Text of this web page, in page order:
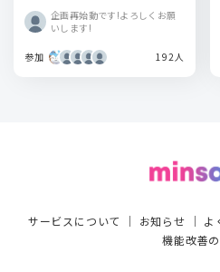
y TOKYO(ゼップ ダ
イバーシティ トウ
企画再始動です!よろしくお願
いします!
参加 192人
サービスについて ｜ お知らせ ｜ よ
機能改善